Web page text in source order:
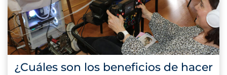
¿Cuáles son los beneficios de hacer